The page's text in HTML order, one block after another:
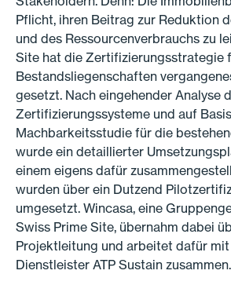
Pflicht, ihren Beitrag zur Reduktion
und des Ressourcenverbrauchs zu
Site hat die Zertifizierungsstrategie
Bestandsliegenschaften
gesetzt. Nach eingehender Analyse
Zertifizierungssysteme und auf
Machbarkeitsstudie für die
wurde ein detaillierter
einem eigens dafür
wurden über ein Dutzend
umgesetzt. Wincasa, eine
Swiss Prime Site, übernahm dabei
Projektleitung und arbeitet dafür
Dienstleister ATP Sustain zusammen.